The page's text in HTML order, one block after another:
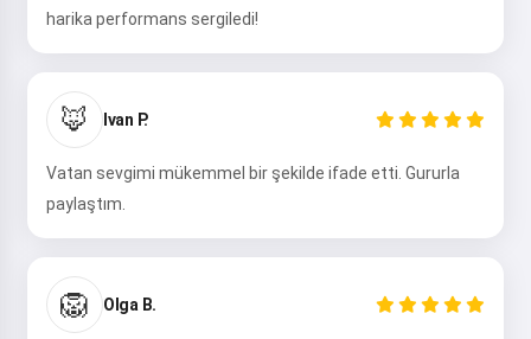
harika performans sergiledi!
🦊 Ivan P.
Vatan sevgimi mükemmel bir şekilde ifade etti. Gururla
paylaştım.
🦁 Olga B.